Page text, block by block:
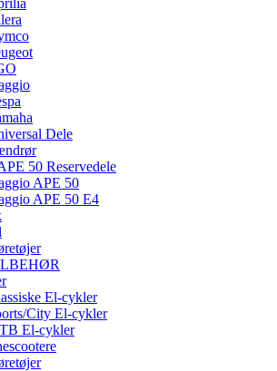
Dele
50 Reservedele
APE 50
APE 50 E4
El-cykler
City El-cykler
El-cykler